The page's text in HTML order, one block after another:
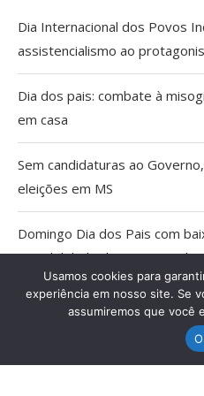
Dia Internacional dos Povos
assistencialismo ao
Dia dos pais: combate à
em casa
Sem candidaturas ao
eleições em MS
Domingo Dia dos Pais com
possibilidade de tempestade
Agosto Lilás: Caminhada e
20 anos da Lei Maria da Penha
Usamos cookies para
experiência em nosso site. Se
assumiremos que você